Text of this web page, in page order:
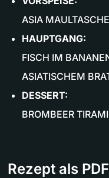
ASIA
HAUPTGANG:
FISCH IM
ASIATISCHEM
DESSERT:
BROMBEER
Rezept als